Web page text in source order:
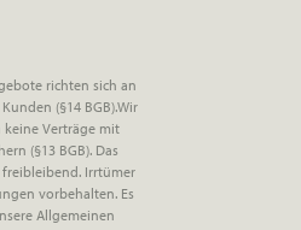
richten sich an
(§14 BGB).Wir
keine Verträge mit
(§13 BGB). Das
Irrtümer
vorbehalten. Es
Allgemeinen